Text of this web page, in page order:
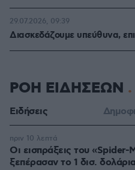
Διασκεδάζουμε υπεύθυνα,
29.07.2026, 09:39
ΡΟΗ ΕΙΔΗΣΕΩΝ
Ειδήσεις
Οι εισπράξεις του
ξεπέρασαν το 1 δισ.
πριν 10 λεπτά